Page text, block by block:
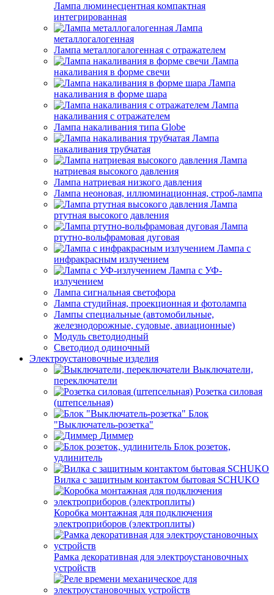
Лампа люминесцентная компактная
интегрированная
Лампа
металлогалогенная
Лампа металлогалогенная с отражателем
Лампа
накаливания в форме свечи
Лампа
накаливания в форме шара
Лампа
накаливания с отражателем
Лампа накаливания типа Globe
Лампа
накаливания трубчатая
Лампа
натриевая высокого давления
Лампа натриевая низкого давления
Лампа неоновая, иллюминационная, строб-лампа
Лампа
ртутная высокого давления
Лампа
ртутно-вольфрамовая дуговая
Лампа с
инфракрасным излучением
Лампа с УФ-
излучением
Лампа сигнальная светофора
Лампа студийная, проекционная и фотолампа
Лампы специальные (автомобильные,
железнодорожные, судовые, авиационные)
Модуль светодиодный
Светодиод одиночный
Электроустановочные изделия
Выключатели,
переключатели
Розетка силовая
(штепсельная)
Блок
"Выключатель-розетка"
Диммер
Блок розеток,
удлинитель
Вилка с защитным контактом бытовая SCHUKO
Коробка монтажная для подключения
электроприборов (электроплиты)
Рамка декоративная для электроустановочных
устройств